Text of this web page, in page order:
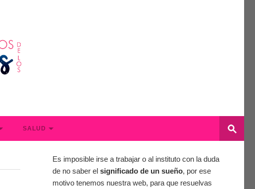
SALUD
Es imposible irse a trabajar o al instituto con la duda
de no saber el significado de un sueño, por ese
motivo tenemos nuestra web, para que resuelvas